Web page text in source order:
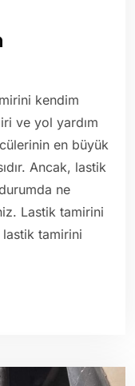
kendim
ve yol yardım
en büyük
Ancak, lastik
ne
Lastik tamirini
tamirini